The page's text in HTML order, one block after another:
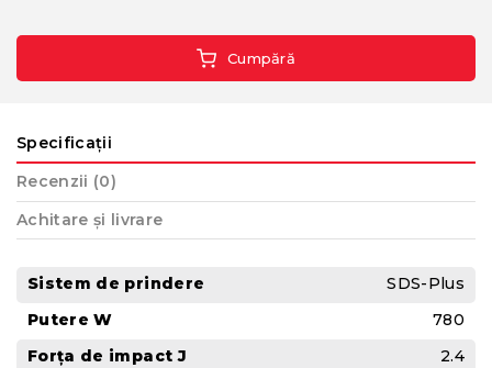
Cumpără
Specificații
Recenzii (0)
Achitare și livrare
Sistem de prindere
SDS-Plus
Putere W
780
Forța de impact J
2.4